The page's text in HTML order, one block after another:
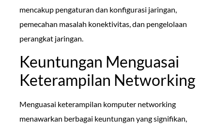
mencakup pengaturan dan konfigurasi jaringan,
pemecahan masalah konektivitas, dan pengelolaan
perangkat jaringan.
Keuntungan Menguasai
Keterampilan Networking
Menguasai keterampilan komputer networking
menawarkan berbagai keuntungan yang signifikan,